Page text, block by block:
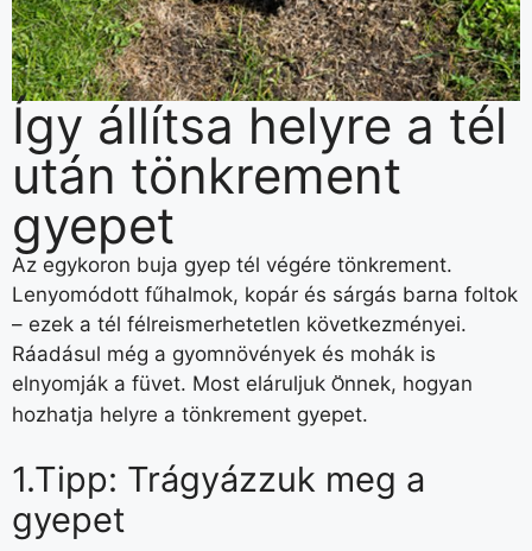
Így állítsa helyre a tél
után tönkrement
gyepet
Az egykoron buja gyep tél végére tönkrement.
Lenyomódott fűhalmok, kopár és sárgás barna foltok
– ezek a tél félreismerhetetlen következményei.
Ráadásul még a gyomnövények és mohák is
elnyomják a füvet. Most eláruljuk Önnek, hogyan
hozhatja helyre a tönkrement gyepet.
1.Tipp: Trágyázzuk meg a
gyepet